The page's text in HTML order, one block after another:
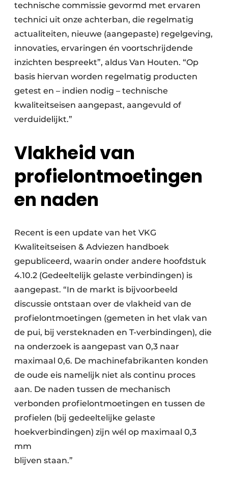
technische commissie gevormd met ervaren
technici uit onze achterban, die regelmatig
actualiteiten, nieuwe (aangepaste) regelgeving,
innovaties, ervaringen én voortschrijdende
inzichten bespreekt”, aldus Van Houten. “Op
basis hiervan worden regelmatig producten
getest en – indien nodig – technische
kwaliteitseisen aangepast, aangevuld of
verduidelijkt.”
Vlakheid van
profielontmoetingen
en naden
Recent is een update van het VKG
Kwaliteitseisen & Adviezen handboek
gepubliceerd, waarin onder andere hoofdstuk
4.10.2 (Gedeeltelijk gelaste verbindingen) is
aangepast. “In de markt is bijvoorbeeld
discussie ontstaan over de vlakheid van de
profielontmoetingen (gemeten in het vlak van
de pui, bij versteknaden en T-verbindingen), die
na onderzoek is aangepast van 0,3 naar
maximaal 0,6. De machinefabrikanten konden
de oude eis namelijk niet als continu proces
aan. De naden tussen de mechanisch
verbonden profielontmoetingen en tussen de
profielen (bij gedeeltelijke gelaste
hoekverbindingen) zijn wél op maximaal 0,3
mm
blijven staan.”